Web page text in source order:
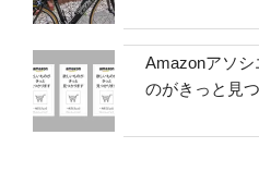
Amazonアソ
のがきっと見